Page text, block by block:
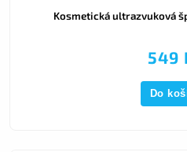
Kosmetická ultrazvuková
549
Do